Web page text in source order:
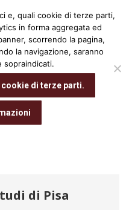
Cerca:
9 Giugno 2020
Giugno 09
di Pisa
e, quali cookie di terze parti,
in forma aggregata ed
scorrendo la pagina,
la navigazione, saranno
sopraindicati.
cookie di terze parti.